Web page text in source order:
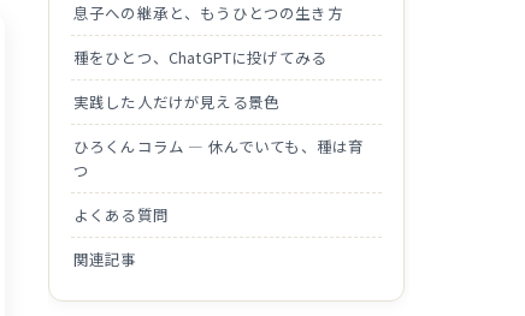
息子への継承と、もうひとつの生き方
種をひとつ、ChatGPTに投げてみる
実践した人だけが見える景色
ひろくんコラム — 休んでいても、種は育
つ
よくある質問
関連記事